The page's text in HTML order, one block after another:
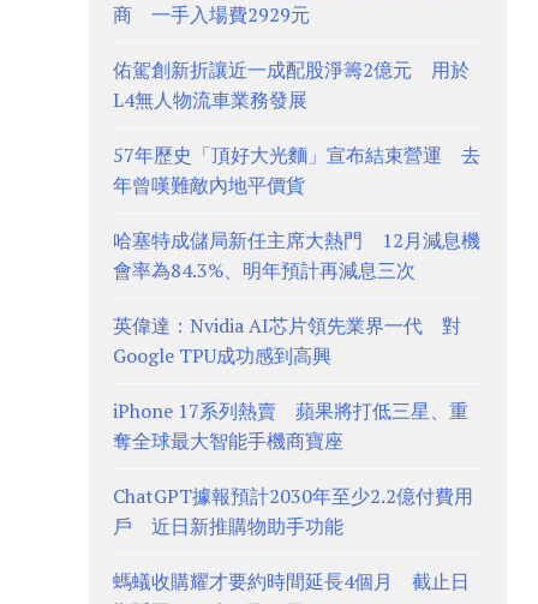
商 一手入場費2929元
佑駕創新折讓近一成配股淨籌2億元 用於
L4無人物流車業務發展
57年歷史「頂好大光麵」宣布結束營運 去
年曾嘆難敵內地平價貨
哈塞特成儲局新任主席大熱門 12月減息機
會率為84.3%、明年預計再減息三次
英偉達：Nvidia AI芯片領先業界一代 對
Google TPU成功感到高興
iPhone 17系列熱賣 蘋果將打低三星、重
奪全球最大智能手機商寶座
ChatGPT據報預計2030年至少2.2億付費用
戶 近日新推購物助手功能
螞蟻收購耀才要約時間延長4個月 截止日